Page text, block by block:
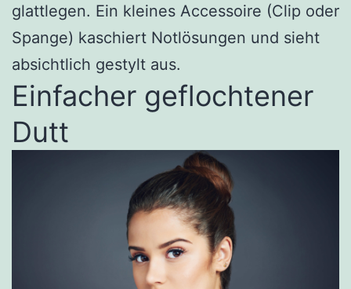
glattlegen. Ein kleines Accessoire (Clip oder
Spange) kaschiert Notlösungen und sieht
absichtlich gestylt aus.
Einfacher geflochtener
Dutt